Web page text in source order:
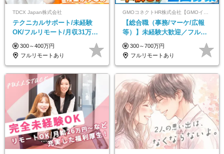
TDCX Japan株式会社
テクニカルサポート/未経験
OK/フルリモート/月収31万円
可/月最大3万のインセンティ
ブ支給/平均年齢33歳
300～400万円
フルリモートあり
【総合職（事務/マーケ/広報
等）】未経験大歓迎／フルリ
モ可で全国募集！年収アップ
多数★年休最大130日★
300～700万円
フルリモートあり